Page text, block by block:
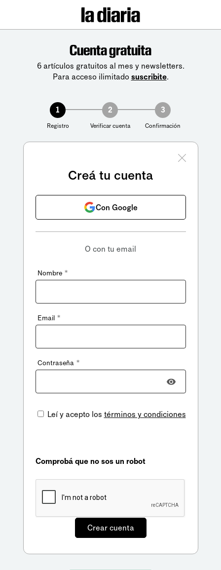
Cuenta gratuita
6 artículos gratuitos al mes y newsletters.
Para acceso ilimitado suscribite.
1
Registro
2
Verificar cuenta
3
Confirmación
Creá tu cuenta
Con Google
O con tu email
Nombre *
Email *
Contraseña *
Leí y acepto los términos y condiciones
Comprobá que no sos un robot